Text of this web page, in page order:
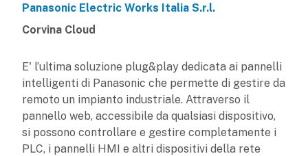
Panasonic Electric Works Italia S.r.l.
Corvina Cloud
E' l’ultima soluzione plug&play dedicata ai pannelli
intelligenti di Panasonic che permette di gestire da
remoto un impianto industriale. Attraverso il
pannello web, accessibile da qualsiasi dispositivo,
si possono controllare e gestire completamente i
PLC, i pannelli HMI e altri dispositivi della rete